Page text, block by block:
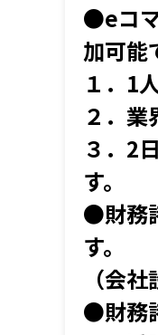
●eコ
加可能
１．1
２．業
３．2
す。
●財務
す。
（会
●財務